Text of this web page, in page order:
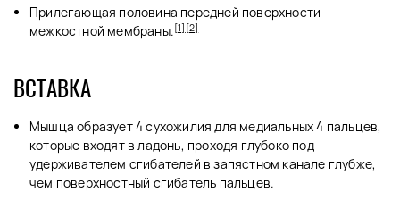
Прилегающая половина передней поверхности
межкостной мембраны. [1] [2]
ВСТАВКА
Мышца образует 4 сухожилия для медиальных 4 пальцев,
которые входят в ладонь, проходя глубоко под
удерживателем сгибателей в запястном канале глубже,
чем поверхностный сгибатель пальцев.